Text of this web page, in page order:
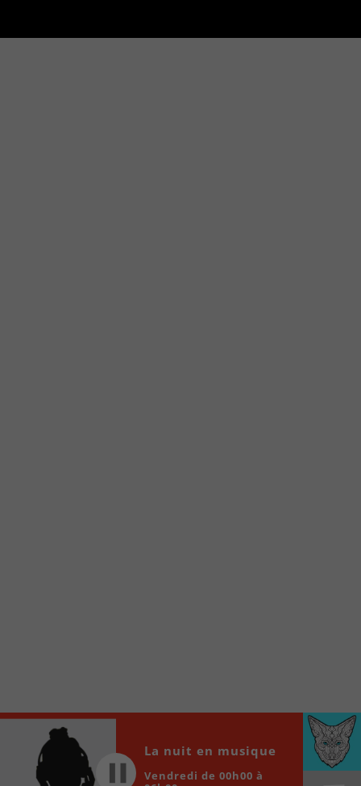
locale vous sont maintenant accessibles en un clic!
Audio
Player
00:00 00:00
La nuit en musique
Vendredi de 00h00 à